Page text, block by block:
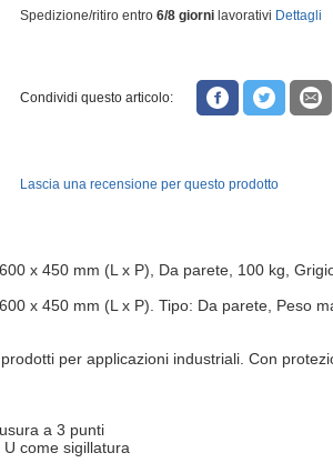
Spedizione/ritiro entro 6/8 giornilavorativi Dettagli
Condividi questo articolo:
Lascia una recensione per questo prodotto
x 450 mm (L x P), Da parete, 100 kg,
x 450 mm (L x P). Tipo: Da parete, Peso
per applicazioni industriali. Con
a 3 punti
come sigillatura